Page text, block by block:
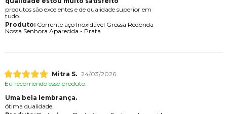
produtos são excelentes e de qualidade superior em
tudo
Produto:Corrente aço Inoxidável Grossa Redonda
Nossa Senhora Aparecida - Prata
Mitra S. 24/03/2026
Eu recomendo esse produto.
Uma bela lembrança.
ótima qualidade.